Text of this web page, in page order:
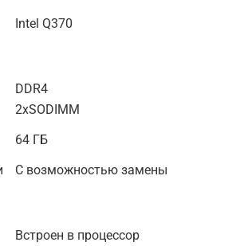
Intel Q370
DDR4
2xSODIMM
64 ГБ
С возможностью замены
Встроен в процессор